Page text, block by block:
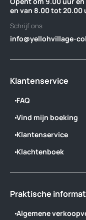
en van 8.00 tot 20.00
Schrijf ons
info@yellohvillage-
Klantenservice
FAQ
Vind mijn boeking
Klantenservice
Klachtenboek
Praktische
Algemene